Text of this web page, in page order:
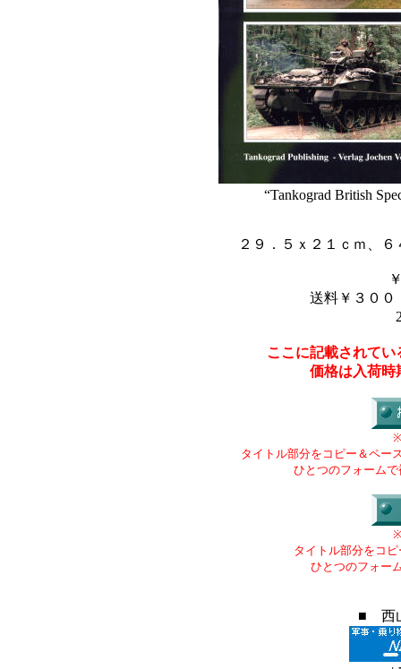
“Tankograd British
２９．５ｘ２１ｃｍ、
送料￥３００
ここに記載されて
価格は入荷時
タイトル部分をコピー＆ペー
ひとつのフォーム
タイトル部分をコ
ひとつのフォー
■ 西